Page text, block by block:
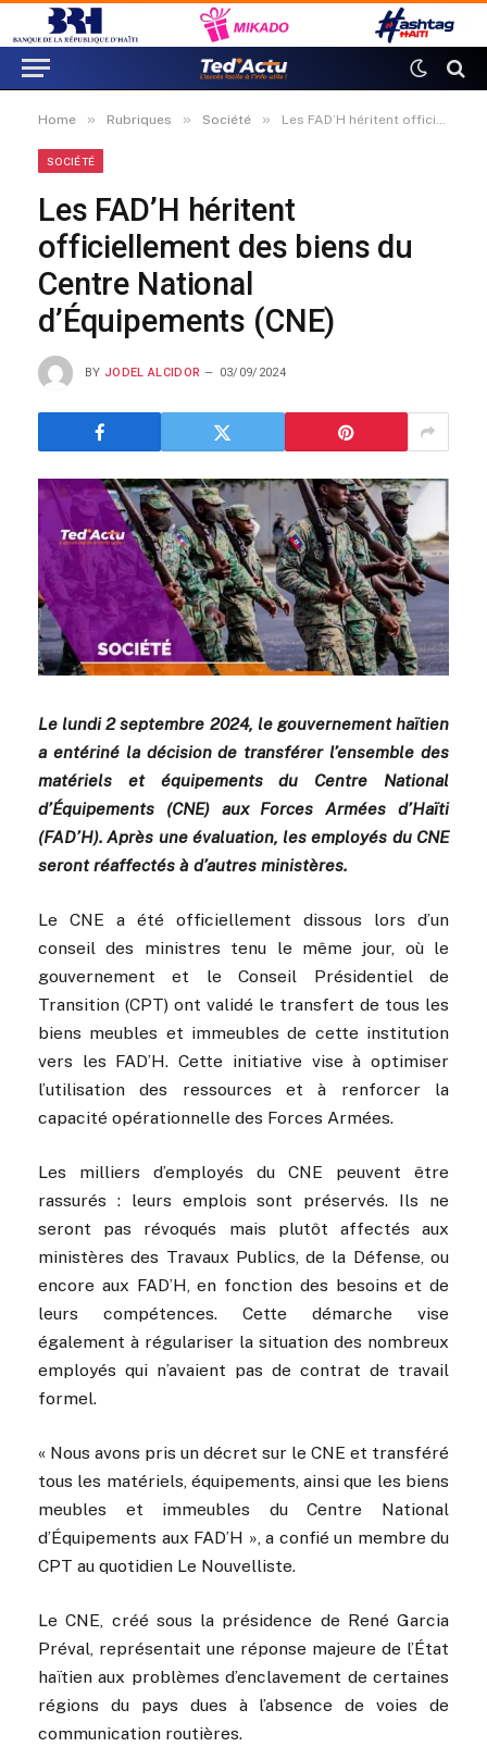
Home » Rubriques » Société » Les FAD’H héritent officiellement des biens du Centre National d’Équipements (CNE)
SOCIÉTÉ
Les FAD’H héritent
officiellement des biens du
Centre National
d’Équipements (CNE)
BY JODEL ALCIDOR 03/09/2024
Le lundi 2 septembre 2024, le gouvernement haïtien
a entériné la décision de transférer l’ensemble des
matériels et équipements du Centre National
d’Équipements (CNE) aux Forces Armées d’Haïti
(FAD’H). Après une évaluation, les employés du CNE
seront réaffectés à d’autres ministères.
Le CNE a été officiellement dissous lors d’un
conseil des ministres tenu le même jour, où le
gouvernement et le Conseil Présidentiel de
Transition (CPT) ont validé le transfert de tous les
biens meubles et immeubles de cette institution
vers les FAD’H. Cette initiative vise à optimiser
l’utilisation des ressources et à renforcer la
capacité opérationnelle des Forces Armées.
Les milliers d’employés du CNE peuvent être
rassurés : leurs emplois sont préservés. Ils ne
seront pas révoqués mais plutôt affectés aux
ministères des Travaux Publics, de la Défense, ou
encore aux FAD’H, en fonction des besoins et de
leurs compétences. Cette démarche vise
également à régulariser la situation des nombreux
employés qui n’avaient pas de contrat de travail
formel.
« Nous avons pris un décret sur le CNE et transféré
tous les matériels, équipements, ainsi que les biens
meubles et immeubles du Centre National
d’Équipements aux FAD’H », a confié un membre du
CPT au quotidien Le Nouvelliste.
Le CNE, créé sous la présidence de René Garcia
Préval, représentait une réponse majeure de l’État
haïtien aux problèmes d’enclavement de certaines
régions du pays dues à l’absence de voies de
communication routières.